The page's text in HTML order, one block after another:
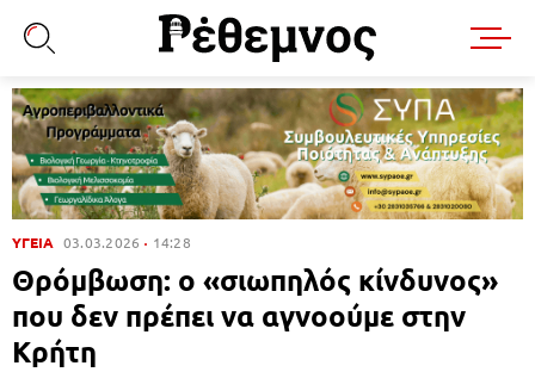
ΥΓΕΙΑ 03.03.2026 14:28
Θρόμβωση: ο «σιωπηλός κίνδυνος»
που δεν πρέπει να αγνοούμε στην
Κρήτη